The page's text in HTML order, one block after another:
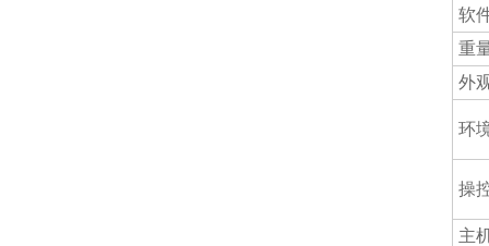
软
重
外
环
操
主